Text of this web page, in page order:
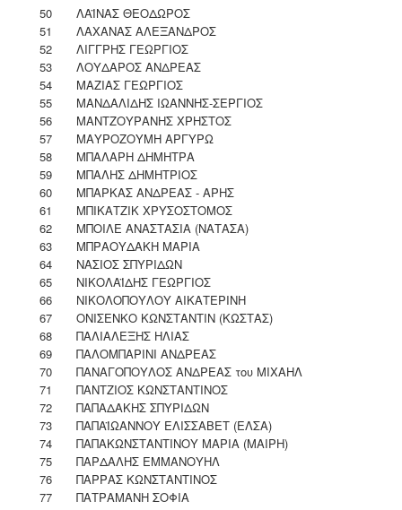
50
ΛΑΪΝΑΣ ΘΕΟΔΩΡΟΣ
51
ΛΑΧΑΝΑΣ ΑΛΕΞΑΝΔΡΟΣ
52
ΛΙΓΓΡΗΣ ΓΕΩΡΓΙΟΣ
53
ΛΟΥΔΑΡΟΣ ΑΝΔΡΕΑΣ
54
ΜΑΖΙΑΣ ΓΕΩΡΓΙΟΣ
55
ΜΑΝΔΑΛΙΔΗΣ ΙΩΑΝΝΗΣ-ΣΕΡΓΙΟΣ
56
ΜΑΝΤΖΟΥΡΑΝΗΣ ΧΡΗΣΤΟΣ
57
ΜΑΥΡΟΖΟΥΜΗ ΑΡΓΥΡΩ
58
ΜΠΑΛΑΡΗ ΔΗΜΗΤΡΑ
59
ΜΠΑΛΗΣ ΔΗΜΗΤΡΙΟΣ
60
ΜΠΑΡΚΑΣ ΑΝΔΡΕΑΣ - ΑΡΗΣ
61
ΜΠΙΚΑΤΖΙΚ ΧΡΥΣΟΣΤΟΜΟΣ
62
ΜΠΟΙΛΕ ΑΝΑΣΤΑΣΙΑ (ΝΑΤΑΣΑ)
63
ΜΠΡΑΟΥΔΑΚΗ ΜΑΡΙΑ
64
ΝΑΣΙΟΣ ΣΠΥΡΙΔΩΝ
65
ΝΙΚΟΛΑΪΔΗΣ ΓΕΩΡΓΙΟΣ
66
ΝΙΚΟΛΟΠΟΥΛΟΥ ΑΙΚΑΤΕΡΙΝΗ
67
ΟΝΙΣΕΝΚΟ ΚΩΝΣΤΑΝΤΙΝ (ΚΩΣΤΑΣ)
68
ΠΑΛΙΑΛΕΞΗΣ ΗΛΙΑΣ
69
ΠΑΛΟΜΠΑΡΙΝI ΑΝΔΡΕΑΣ
70
ΠΑΝΑΓΟΠΟΥΛΟΣ ΑΝΔΡΕΑΣ του ΜΙΧΑΗΛ
71
ΠΑΝΤΖΙΟΣ ΚΩΝΣΤΑΝΤΙΝΟΣ
72
ΠΑΠΑΔΑΚΗΣ ΣΠΥΡΙΔΩΝ
73
ΠΑΠΑΪΩΑΝΝΟΥ ΕΛΙΣΣΑΒΕΤ (ΕΛΣΑ)
74
ΠΑΠΑΚΩΝΣΤΑΝΤΙΝΟΥ ΜΑΡΙΑ (ΜΑΙΡΗ)
75
ΠΑΡΔΑΛΗΣ ΕΜΜΑΝΟΥΗΛ
76
ΠΑΡΡΑΣ ΚΩΝΣΤΑΝΤΙΝΟΣ
77
ΠΑΤΡΑΜΑΝΗ ΣΟΦΙΑ